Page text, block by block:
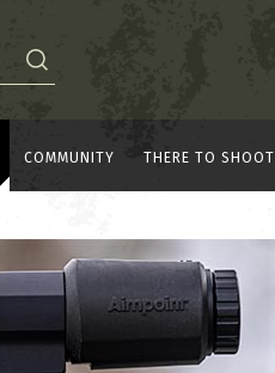
COMMUNITY THERE TO SHOOT